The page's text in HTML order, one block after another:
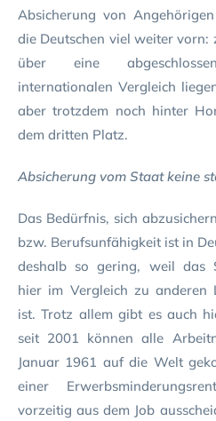
Absicherung von
die Deutschen viel weiter
über eine
internationalen Vergleich
aber trotzdem noch hinter
dem dritten Platz.
Absicherung vom Staat keine
Das Bedürfnis, sich
bzw. Berufsunfähigkeit ist in
deshalb so gering, weil das
hier im Vergleich zu anderen
ist. Trotz allem gibt es auch
seit 2001 können alle
Januar 1961 auf die Welt
einer
vorzeitig aus dem Job